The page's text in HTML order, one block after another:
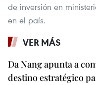
de inversión en
en el país.
VER MÁS
Da Nang apunta a
destino estratégico